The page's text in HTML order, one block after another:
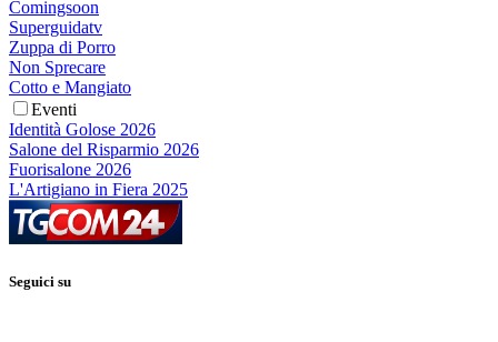
Comingsoon
Superguidatv
Zuppa di Porro
Non Sprecare
Cotto e Mangiato
Eventi
Identità Golose 2026
Salone del Risparmio 2026
Fuorisalone 2026
L'Artigiano in Fiera 2025
Seguici su